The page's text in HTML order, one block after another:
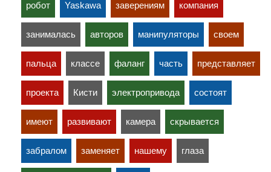
робот Yaskawa заверениям компания
занималась авторов манипуляторы своем
пальца классе фаланг часть представляет
проекта Кисти электропривода состоят
имеют развивают камера скрывается
забралом заменяет нашему глаза